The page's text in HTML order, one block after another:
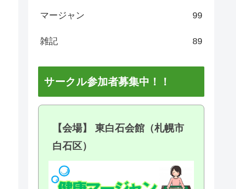
マージャン 99
雑記 89
サークル参加者募集中！！
【会場】 東白石会館（札幌市
白石区）